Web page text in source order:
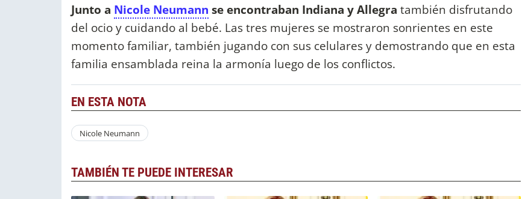
Junto a Nicole Neumann se encontraban Indiana y Allegra también disfrutando
del ocio y cuidando al bebé. Las tres mujeres se mostraron sonrientes en este
momento familiar, también jugando con sus celulares y demostrando que en esta
familia ensamblada reina la armonía luego de los conflictos.
EN ESTA NOTA
Nicole Neumann
TAMBIÉN TE PUEDE INTERESAR